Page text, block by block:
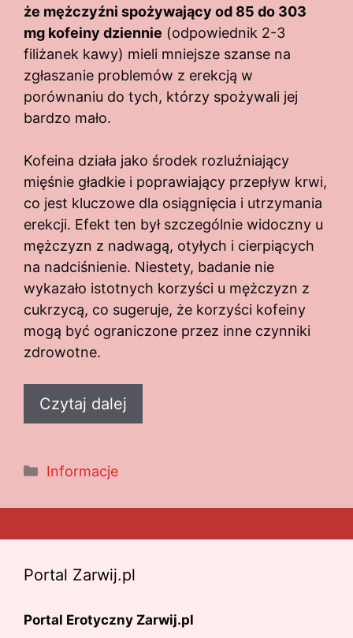
że mężczyźni spożywający od 85 do 303
mg kofeiny dziennie (odpowiednik 2-3
filiżanek kawy) mieli mniejsze szanse na
zgłaszanie problemów z erekcją w
porównaniu do tych, którzy spożywali jej
bardzo mało.
Kofeina działa jako środek rozluźniający
mięśnie gładkie i poprawiający przepływ krwi,
co jest kluczowe dla osiągnięcia i utrzymania
erekcji. Efekt ten był szczególnie widoczny u
mężczyzn z nadwagą, otyłych i cierpiących
na nadciśnienie. Niestety, badanie nie
wykazało istotnych korzyści u mężczyzn z
cukrzycą, co sugeruje, że korzyści kofeiny
mogą być ograniczone przez inne czynniki
zdrowotne.
Czytaj dalej
Kategorie
Informacje
Portal Zarwij.pl
Portal Erotyczny Zarwij.pl